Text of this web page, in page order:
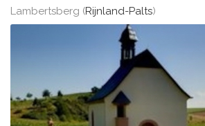
Lambertsberg (Rijnland-Palts)